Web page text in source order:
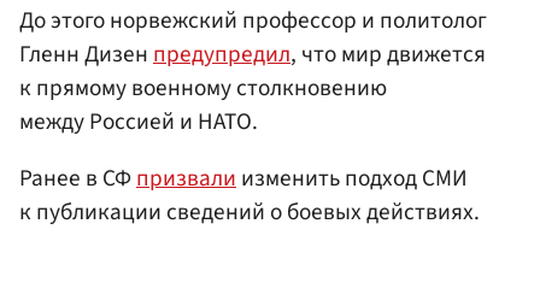
До этого норвежский профессор и политолог
Гленн Дизенпредупредил, что мир движется
к прямому военному столкновению
между Россией и НАТО.
Ранее в СФпризвалиизменить подход СМИ
к публикации сведений о боевых действиях.